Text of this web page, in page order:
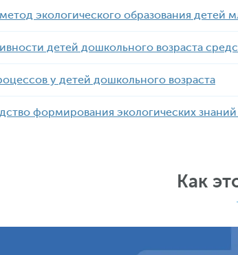
экологического образования детей
детей дошкольного возраста
у детей дошкольного возраста
формирования экологических
Как